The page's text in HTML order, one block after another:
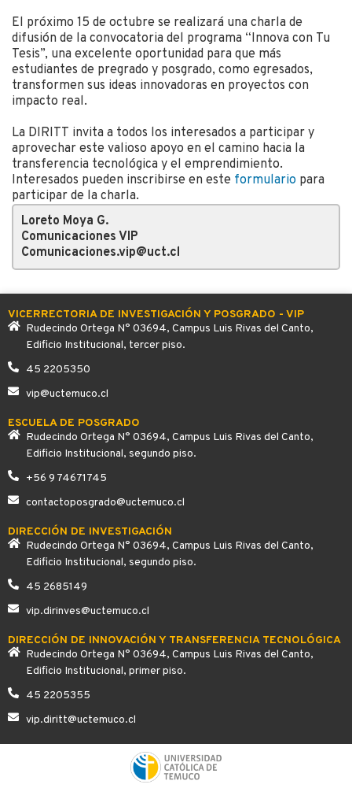
El próximo 15 de octubre se realizará una charla de
difusión de la convocatoria del programa “Innova con Tu
Tesis”, una excelente oportunidad para que más
estudiantes de pregrado y posgrado, como egresados,
transformen sus ideas innovadoras en proyectos con
impacto real.
La DIRITT invita a todos los interesados a participar y
aprovechar este valioso apoyo en el camino hacia la
transferencia tecnológica y el emprendimiento.
Interesados pueden inscribirse en este formulario para
participar de la charla.
Loreto Moya G.
Comunicaciones VIP
Comunicaciones.vip@uct.cl
VICERRECTORIA DE INVESTIGACIÓN Y POSGRADO - VIP
Rudecindo Ortega N° 03694, Campus Luis Rivas del Canto,
Edificio Institucional, tercer piso.
45 2205350
vip@uctemuco.cl
ESCUELA DE POSGRADO
Rudecindo Ortega N° 03694, Campus Luis Rivas del Canto,
Edificio Institucional, segundo piso.
+56 9 74671745
contactoposgrado@uctemuco.cl
DIRECCIÓN DE INVESTIGACIÓN
Rudecindo Ortega N° 03694, Campus Luis Rivas del Canto,
Edificio Institucional, segundo piso.
45 2685149
vip.dirinves@uctemuco.cl
DIRECCIÓN DE INNOVACIÓN Y TRANSFERENCIA TECNOLÓGICA
Rudecindo Ortega N° 03694, Campus Luis Rivas del Canto,
Edificio Institucional, primer piso.
45 2205355
vip.diritt@uctemuco.cl